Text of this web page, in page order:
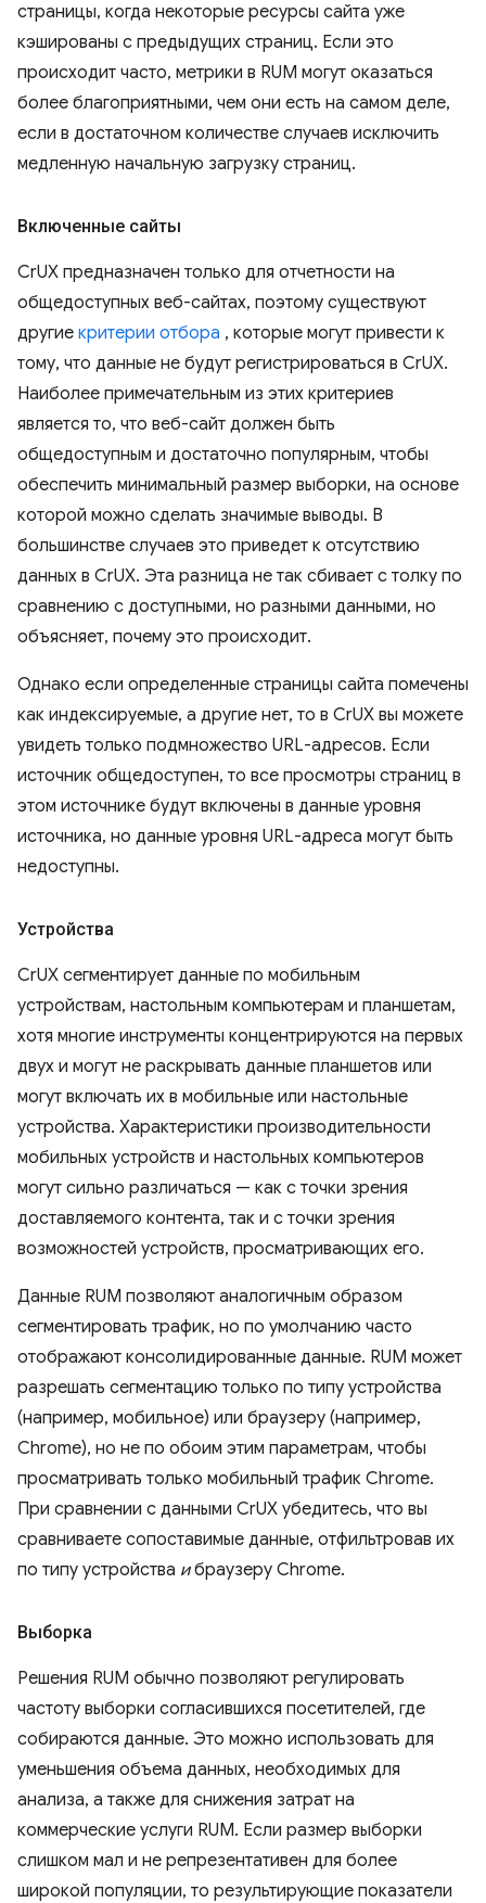
страницы, когда некоторые ресурсы сайта уже
кэшированы с предыдущих страниц. Если это
происходит часто, метрики в RUM могут оказаться
более благоприятными, чем они есть на самом деле,
если в достаточном количестве случаев исключить
медленную начальную загрузку страниц.
Включенные сайты
CrUX предназначен только для отчетности на
общедоступных веб-сайтах, поэтому существуют
другие критерии отбора , которые могут привести к
тому, что данные не будут регистрироваться в CrUX.
Наиболее примечательным из этих критериев
является то, что веб-сайт должен быть
общедоступным и достаточно популярным, чтобы
обеспечить минимальный размер выборки, на основе
которой можно сделать значимые выводы. В
большинстве случаев это приведет к отсутствию
данных в CrUX. Эта разница не так сбивает с толку по
сравнению с доступными, но разными данными, но
объясняет, почему это происходит.
Однако если определенные страницы сайта помечены
как индексируемые, а другие нет, то в CrUX вы можете
увидеть только подмножество URL-адресов. Если
источник общедоступен, то все просмотры страниц в
этом источнике будут включены в данные уровня
источника, но данные уровня URL-адреса могут быть
недоступны.
Устройства
CrUX сегментирует данные по мобильным
устройствам, настольным компьютерам и планшетам,
хотя многие инструменты концентрируются на первых
двух и могут не раскрывать данные планшетов или
могут включать их в мобильные или настольные
устройства. Характеристики производительности
мобильных устройств и настольных компьютеров
могут сильно различаться — как с точки зрения
доставляемого контента, так и с точки зрения
возможностей устройств, просматривающих его.
Данные RUM позволяют аналогичным образом
сегментировать трафик, но по умолчанию часто
отображают консолидированные данные. RUM может
разрешать сегментацию только по типу устройства
(например, мобильное) или браузеру (например,
Chrome), но не по обоим этим параметрам, чтобы
просматривать только мобильный трафик Chrome.
При сравнении с данными CrUX убедитесь, что вы
сравниваете сопоставимые данные, отфильтровав их
по типу устройства ибраузеру Chrome.
Выборка
Решения RUM обычно позволяют регулировать
частоту выборки согласившихся посетителей, где
собираются данные. Это можно использовать для
уменьшения объема данных, необходимых для
анализа, а также для снижения затрат на
коммерческие услуги RUM. Если размер выборки
слишком мал и не репрезентативен для более
широкой популяции, то результирующие показатели